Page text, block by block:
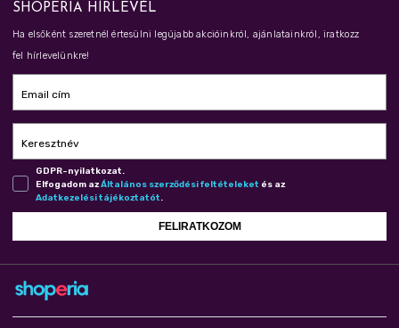
SHOPERIA HÍRLEVÉL
Ha elsőként szeretnél értesülni legújabb akcióinkról, ajánlatainkról, iratkozz
fel hírlevelünkre!
Email cím
Keresztnév
GDPR-nyilatkozat.
Elfogadom azÁl­ta­lá­nos szer­ző­dé­si fel­té­te­le­ket és az
Adat­ke­ze­lé­si tá­jé­koz­ta­tót.
FELIRATKOZOM